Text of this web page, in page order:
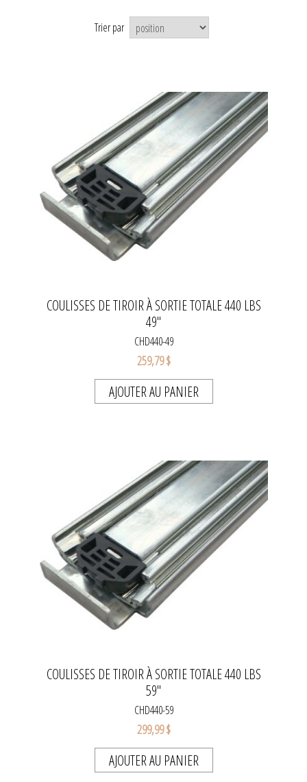
Trier par
COULISSES DE TIROIR À SORTIE TOTALE 440 LBS
49"
CHD440-49
259,79 $
AJOUTER AU PANIER
COULISSES DE TIROIR À SORTIE TOTALE 440 LBS
59"
CHD440-59
299,99 $
AJOUTER AU PANIER